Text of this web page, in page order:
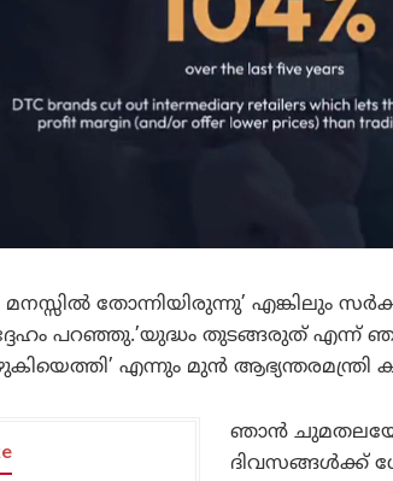
മനസ്സിൽ തോന്നിയിരുന്നു’ എങ്കിലും
പറഞ്ഞു.’യുദ്ധം തുടങ്ങരുത്
എന്നും മുൻ ആഭ്യന്തരമന്ത്രി
ഞാൻ
ദിവസങ്ങൾക്ക്